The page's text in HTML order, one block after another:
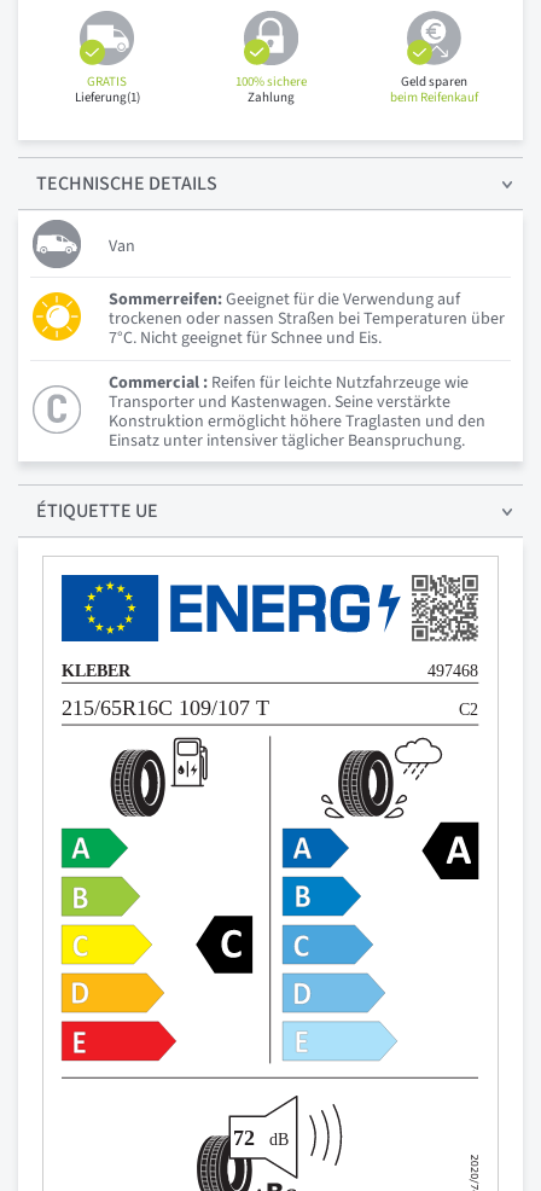
GRATIS
Lieferung(1)
100% sichere
Zahlung
Geld sparen
beim Reifenkauf
TECHNISCHE DETAILS
Van
Sommerreifen:Geeignet für die Verwendung auf
trockenen oder nassen Straßen bei Temperaturen über
7°C. Nicht geeignet für Schnee und Eis.
Commercial : Reifen für leichte Nutzfahrzeuge wie
Transporter und Kastenwagen. Seine verstärkte
Konstruktion ermöglicht höhere Traglasten und den
Einsatz unter intensiver täglicher Beanspruchung.
ÉTIQUETTE UE